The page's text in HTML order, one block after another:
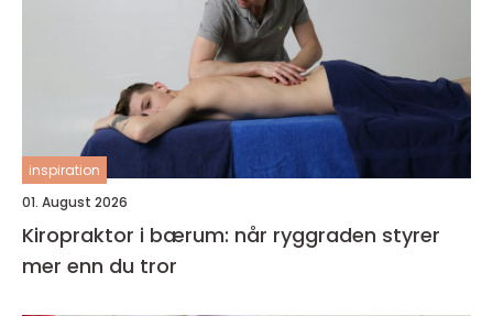
inspiration
01. August 2026
Kiropraktor i bærum: når ryggraden styrer
mer enn du tror